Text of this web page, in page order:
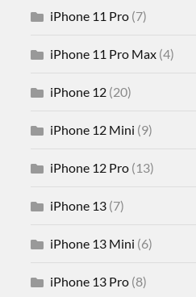
iPhone 11 Pro (7)
iPhone 11 Pro Max (4)
iPhone 12 (20)
iPhone 12 Mini (9)
iPhone 12 Pro (13)
iPhone 13 (7)
iPhone 13 Mini (6)
iPhone 13 Pro (8)